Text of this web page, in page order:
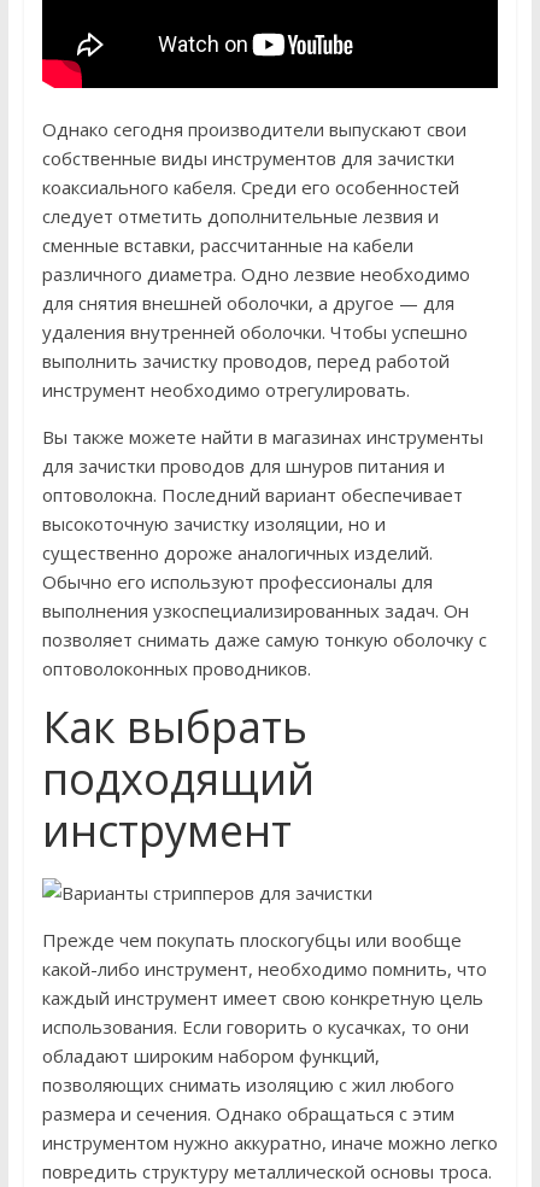
Однако сегодня производители выпускают свои
собственные виды инструментов для зачистки
коаксиального кабеля. Среди его особенностей
следует отметить дополнительные лезвия и
сменные вставки, рассчитанные на кабели
различного диаметра. Одно лезвие необходимо
для снятия внешней оболочки, а другое — для
удаления внутренней оболочки. Чтобы успешно
выполнить зачистку проводов, перед работой
инструмент необходимо отрегулировать.
Вы также можете найти в магазинах инструменты
для зачистки проводов для шнуров питания и
оптоволокна. Последний вариант обеспечивает
высокоточную зачистку изоляции, но и
существенно дороже аналогичных изделий.
Обычно его используют профессионалы для
выполнения узкоспециализированных задач. Он
позволяет снимать даже самую тонкую оболочку с
оптоволоконных проводников.
Как выбрать
подходящий
инструмент
Прежде чем покупать плоскогубцы или вообще
какой-либо инструмент, необходимо помнить, что
каждый инструмент имеет свою конкретную цель
использования. Если говорить о кусачках, то они
обладают широким набором функций,
позволяющих снимать изоляцию с жил любого
размера и сечения. Однако обращаться с этим
инструментом нужно аккуратно, иначе можно легко
повредить структуру металлической основы троса.